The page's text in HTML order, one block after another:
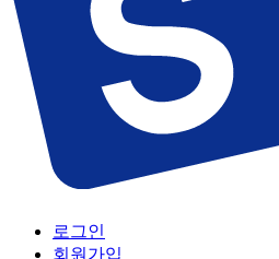
로그인
회원가입